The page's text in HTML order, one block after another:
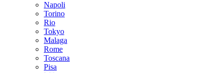
Napoli
Torino
Rio
Tokyo
Malaga
Rome
Toscana
Pisa